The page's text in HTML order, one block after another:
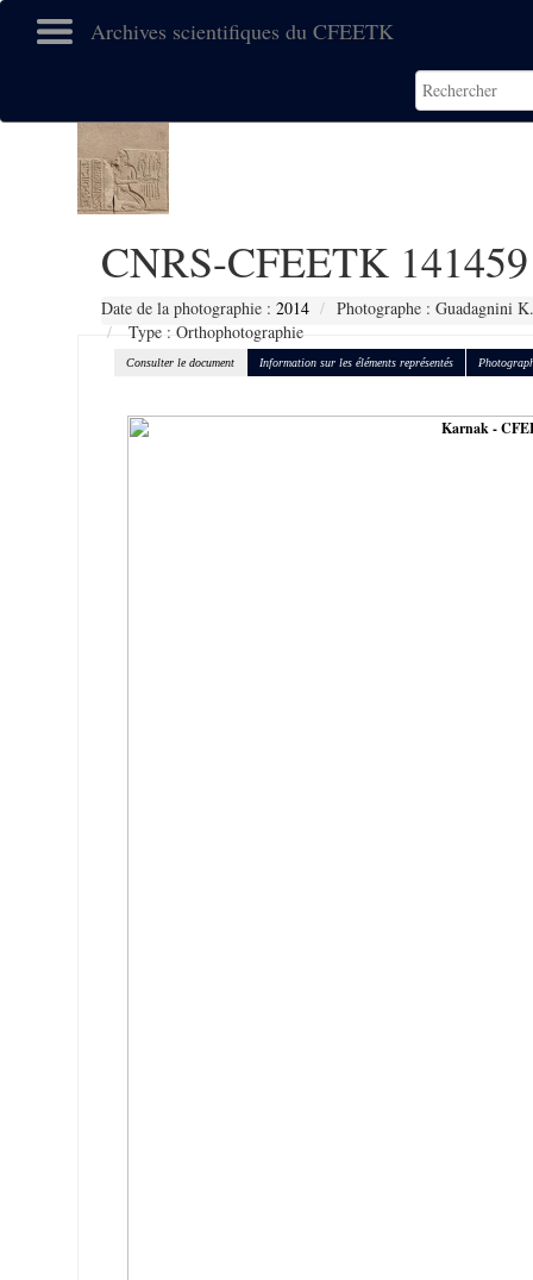
Archives scientifiques du CFEETK
CNRS-CFEETK 141459
Date de la photographie : 2014
Photographe : Guadagnini K.
Type : Orthophotographie
Consulter le document Information sur les éléments représentés